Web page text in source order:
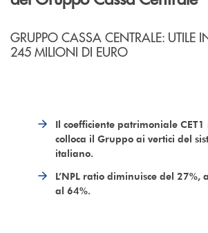
GRUPPO CASSA CENTRALE: UTILE
245 MILIONI DI EURO
Il coefficiente patrimoniale
colloca il Gruppo ai vertici del
italiano.
L’NPL ratio diminuisce del 27%,
al 64%.